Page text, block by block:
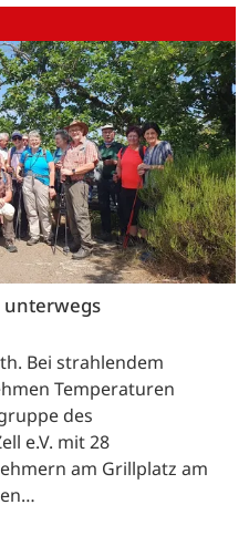
Bei strahlendem
Temperaturen
des
e.V. mit 28
am Grillplatz am